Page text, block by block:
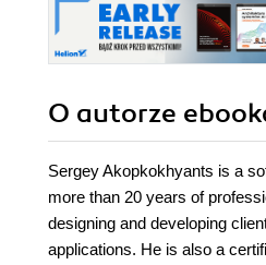
O autorze
Sergey Akopkokhyants is a
more than 20 years of
designing and developing
applications. He is also a